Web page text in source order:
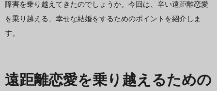
障害を乗り越えてきたのでしょうか。今回は、辛い遠距離恋愛
を乗り越える、幸せな結婚をするためのポイントを紹介しま
す。
遠距離恋愛を乗り越えるための